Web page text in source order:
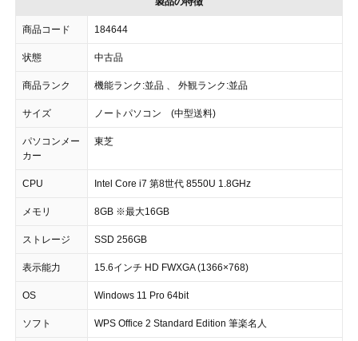
商品コード 184644
状態 中古品
商品ランク 機能ランク:並品 、 外観ランク:並品
サイズ ノートパソコン (中型送料)
パソコンメー
カー
東芝
CPU Intel Core i7 第8世代 8550U 1.8GHz
メモリ 8GB ※最大16GB
ストレージ SSD 256GB
表示能力 15.6インチ HD FWXGA (1366×768)
OS Windows 11 Pro 64bit
ソフト WPS Office 2 Standard Edition 筆楽名人